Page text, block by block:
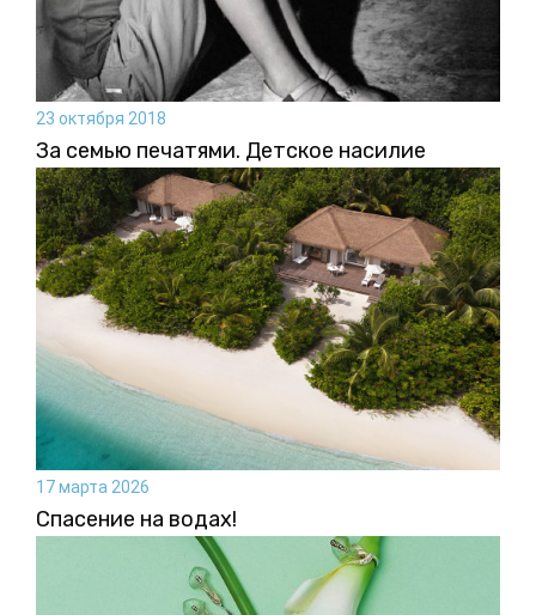
23 октября 2018
За семью печатями. Детское насилие
17 марта 2026
Спасение на водах!